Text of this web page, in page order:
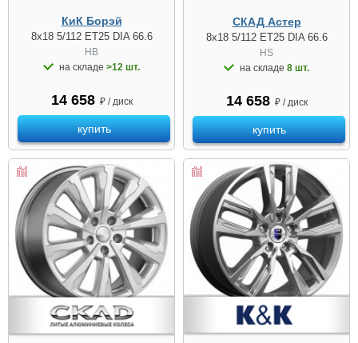
КиК Борэй
8x18 5/112 ET25 DIA 66.6
HB
на складе >12 шт.
14 658 ₽ / диск
купить
СКАД Астер
8x18 5/112 ET25 DIA 66.6
HS
на складе 8 шт.
14 658 ₽ / диск
купить